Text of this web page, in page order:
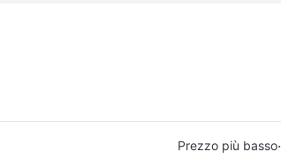
Prezzo più basso·